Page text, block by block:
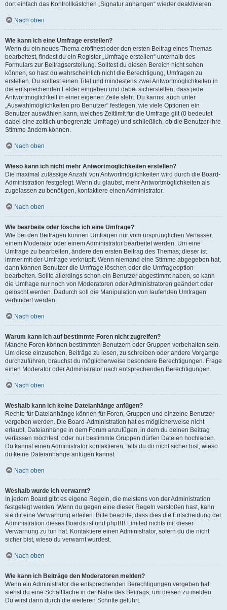
dort einfach das Kontrollkästchen „Signatur anhängen“ wieder deaktivieren.
Nach oben
Wie kann ich eine Umfrage erstellen?
Wenn du ein neues Thema eröffnest oder den ersten Beitrag eines Themas
bearbeitest, findest du ein Register „Umfrage erstellen“ unterhalb des
Formulars zur Beitragserstellung. Solltest du diesen Bereich nicht sehen
können, so hast du wahrscheinlich nicht die Berechtigung, Umfragen zu
erstellen. Du solltest einen Titel und mindestens zwei Antwortmöglichkeiten in
die entsprechenden Felder eingeben und dabei sicherstellen, dass jede
Antwortmöglichkeit in einer eigenen Zeile steht. Du kannst auch unter
„Auswahlmöglichkeiten pro Benutzer“ festlegen, wie viele Optionen ein
Benutzer auswählen kann, welches Zeitlimit für die Umfrage gilt (0 bedeutet
dabei eine zeitlich unbegrenzte Umfrage) und schließlich, ob die Benutzer ihre
Stimme ändern können.
Nach oben
Wieso kann ich nicht mehr Antwortmöglichkeiten erstellen?
Die maximal zulässige Anzahl von Antwortmöglichkeiten wird durch die Board-
Administration festgelegt. Wenn du glaubst, mehr Antwortmöglichkeiten als
zugelassen zu benötigen, kontaktiere einen Administrator.
Nach oben
Wie bearbeite oder lösche ich eine Umfrage?
Wie bei den Beiträgen können Umfragen nur vom ursprünglichen Verfasser,
einem Moderator oder einem Administrator bearbeitet werden. Um eine
Umfrage zu bearbeiten, ändere den ersten Beitrag des Themas; dieser ist
immer mit der Umfrage verknüpft. Wenn niemand eine Stimme abgegeben hat,
dann können Benutzer die Umfrage löschen oder die Umfrageoption
bearbeiten. Sollte allerdings schon ein Benutzer abgestimmt haben, so kann
die Umfrage nur noch von Moderatoren oder Administratoren geändert oder
gelöscht werden. Dadurch soll die Manipulation von laufenden Umfragen
verhindert werden.
Nach oben
Warum kann ich auf bestimmte Foren nicht zugreifen?
Manche Foren können bestimmten Benutzern oder Gruppen vorbehalten sein.
Um diese einzusehen, Beiträge zu lesen, zu schreiben oder andere Vorgänge
durchzuführen, brauchst du möglicherweise besondere Berechtigungen. Frage
einen Moderator oder Administrator nach entsprechenden Berechtigungen.
Nach oben
Weshalb kann ich keine Dateianhänge anfügen?
Rechte für Dateianhänge können für Foren, Gruppen und einzelne Benutzer
vergeben werden. Die Board-Administration hat es möglicherweise nicht
erlaubt, Dateianhänge in dem Forum anzufügen, in dem du deinen Beitrag
verfassen möchtest, oder nur bestimmte Gruppen dürfen Dateien hochladen.
Du kannst einen Administrator kontaktieren, falls du dir nicht sicher bist, wieso
du keine Dateianhänge anfügen kannst.
Nach oben
Weshalb wurde ich verwarnt?
In jedem Board gibt es eigene Regeln, die meistens von der Administration
festgelegt werden. Wenn du gegen eine dieser Regeln verstoßen hast, kann
sie dir eine Verwarnung erteilen. Bitte beachte, dass dies die Entscheidung der
Administration dieses Boards ist und phpBB Limited nichts mit dieser
Verwarnung zu tun hat. Kontaktiere einen Administrator, sofern du die nicht
sicher bist, wieso du verwarnt wurdest.
Nach oben
Wie kann ich Beiträge den Moderatoren melden?
Wenn ein Administrator die entsprechenden Berechtigungen vergeben hat,
siehst du eine Schaltfläche in der Nähe des Beitrags, um diesen zu melden.
Du wirst dann durch die weiteren Schritte geführt.